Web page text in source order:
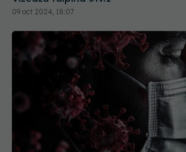
09 oct 2024, 18:07